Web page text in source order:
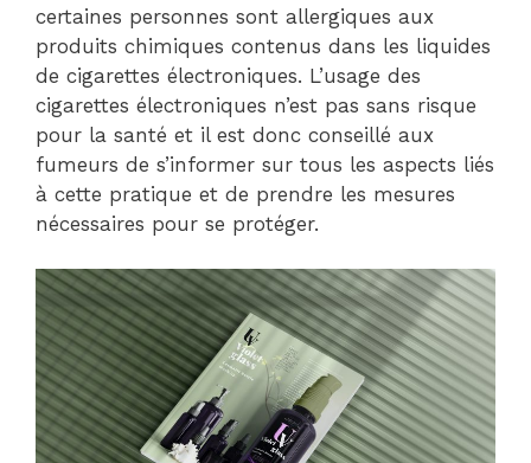
certaines personnes sont allergiques aux
produits chimiques contenus dans les liquides
de cigarettes électroniques. L’usage des
cigarettes électroniques n’est pas sans risque
pour la santé et il est donc conseillé aux
fumeurs de s’informer sur tous les aspects liés
à cette pratique et de prendre les mesures
nécessaires pour se protéger.